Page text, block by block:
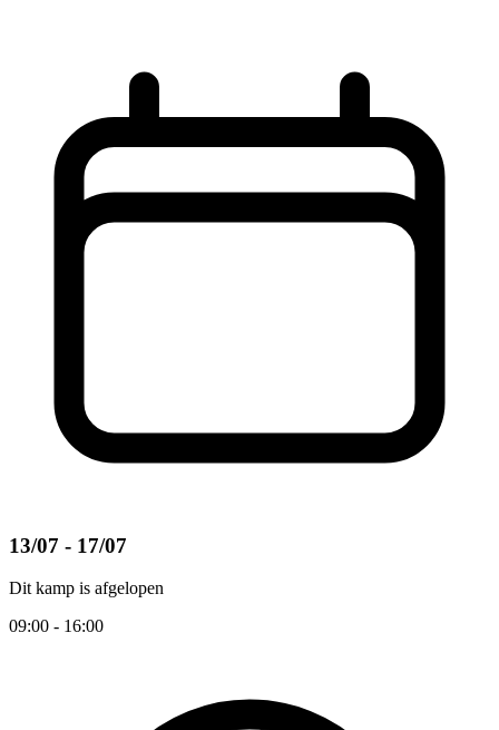
13/07 - 17/07
Dit kamp is afgelopen
09:00 - 16:00